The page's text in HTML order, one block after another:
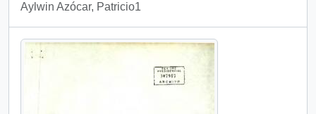
Aylwin Azócar, Patricio1